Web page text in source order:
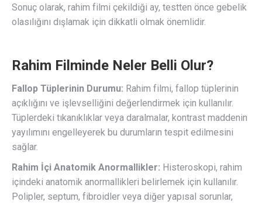
Sonuç olarak, rahim filmi çekildiği ay, testten önce gebelik
olasılığını dışlamak için dikkatli olmak önemlidir.
Rahim Filminde Neler Belli Olur?
Fallop Tüplerinin Durumu: Rahim filmi, fallop tüplerinin
açıklığını ve işlevselliğini değerlendirmek için kullanılır.
Tüplerdeki tıkanıklıklar veya daralmalar, kontrast maddenin
yayılımını engelleyerek bu durumların tespit edilmesini
sağlar.
Rahim İçi Anatomik Anormallikler: Histeroskopi, rahim
içindeki anatomik anormallikleri belirlemek için kullanılır.
Polipler, septum, fibroidler veya diğer yapısal sorunlar,